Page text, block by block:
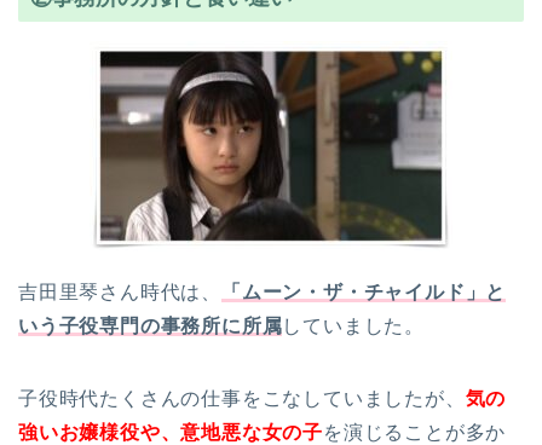
吉田里琴さん時代は、
「ムーン・ザ・チャイルド」と
いう子役専門の事務所に所属していました。
子役時代たくさんの仕事をこなしていましたが、 気の
強いお嬢様役や、意地悪な女の子を演じることが多か